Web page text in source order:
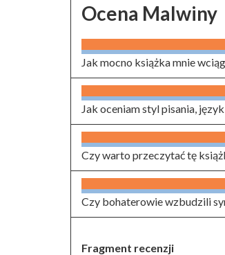
Ocena Malwiny
Jak mocno książka mnie
Jak oceniam styl pisania,
Czy warto przeczytać tę
Czy bohaterowie wzbudzili
Fragment recenzji